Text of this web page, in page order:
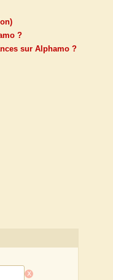
?
sur Alphamo ?
x